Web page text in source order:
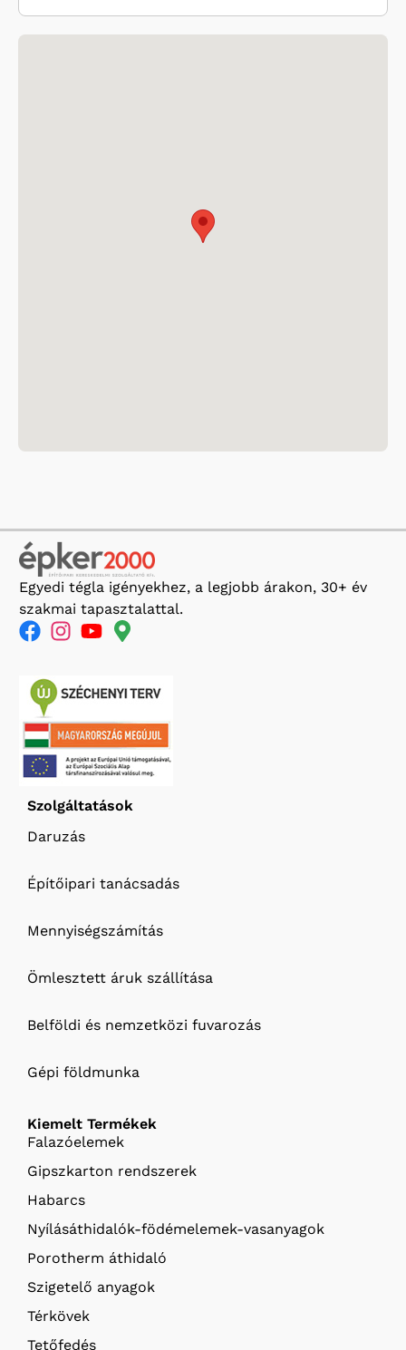
Egyedi tégla igényekhez, a legjobb árakon, 30+ év
szakmai tapasztalattal.
Szolgáltatások
Daruzás
Építőipari tanácsadás
Mennyiségszámítás
Ömlesztett áruk szállítása
Belföldi és nemzetközi fuvarozás
Gépi földmunka
Kiemelt Termékek
Falazóelemek
Gipszkarton rendszerek
Habarcs
Nyílásáthidalók-födémelemek-vasanyagok
Porotherm áthidaló
Szigetelő anyagok
Térkövek
Tetőfedés